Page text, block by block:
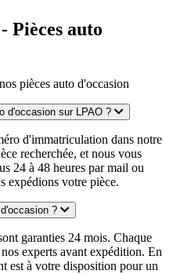
Pièces auto
pièces auto d'occasion
d'occasion sur LPAO ?
d'immatriculation dans notre
recherchée, et nous vous
24 à 48 heures par mail ou
expédions votre pièce.
?
garanties 24 mois. Chaque
experts avant expédition. En
est à votre disposition pour un